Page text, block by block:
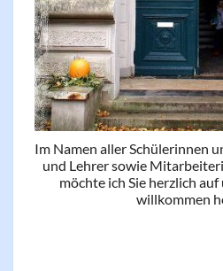
Im Namen aller Schülerinnen
und Lehrer sowie
möchte ich Sie herzlich
willkommen